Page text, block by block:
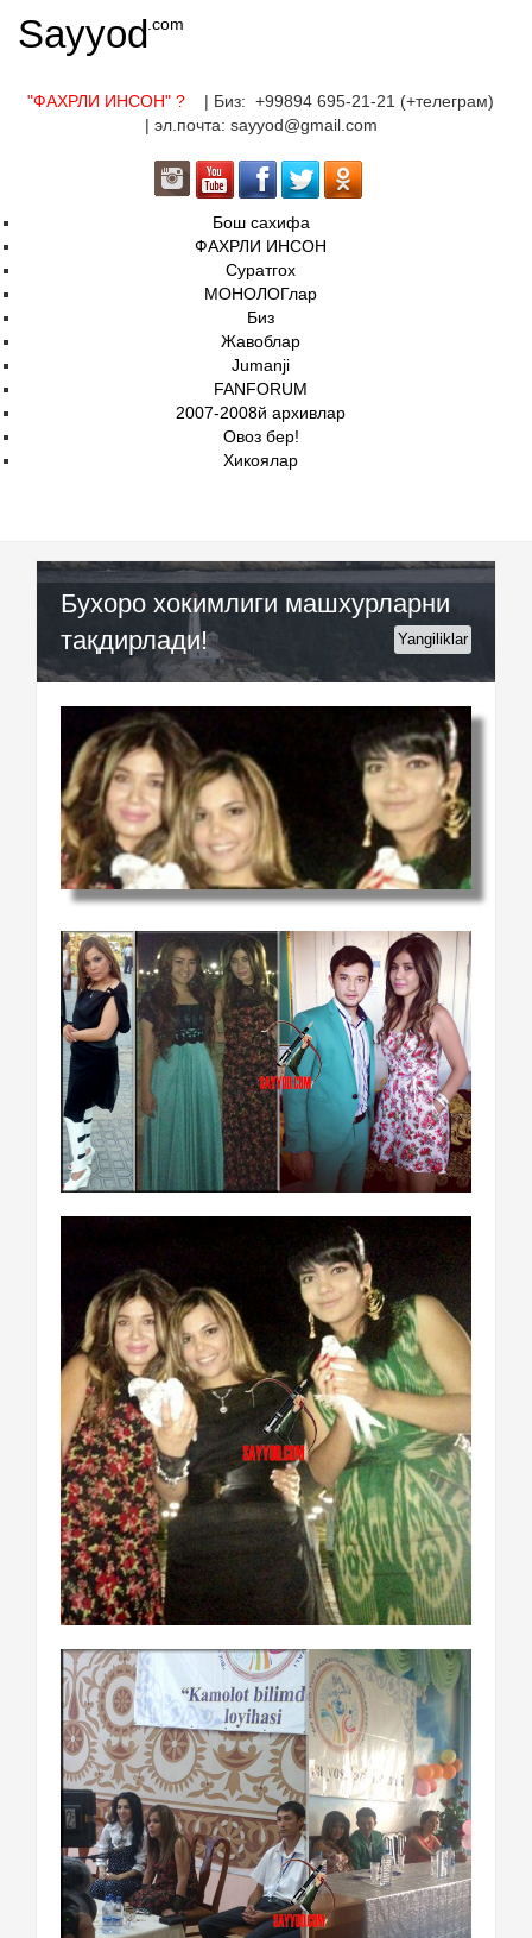
Sayyod .com
"ФАХРЛИ ИНСОН" ?
| Биз: +99894 695-21-21 (+телеграм)
| эл.почта: sayyod@gmail.com
Бош сахифа
ФАХРЛИ ИНСОН
Суратгох
МОНОЛОГлар
Биз
Жавоблар
Jumanji
FANFORUM
2007-2008й архивлар
Овоз бер!
Хикоялар
Бухоро хокимлиги машхурларни
тақдирлади!
Yangiliklar